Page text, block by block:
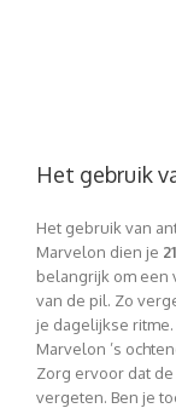
Het gebruik
Het gebruik van
Marvelon dien je
belangrijk om een
van de pil. Zo
je dagelijkse
Marvelon ’s
Zorg ervoor dat
vergeten. Ben je